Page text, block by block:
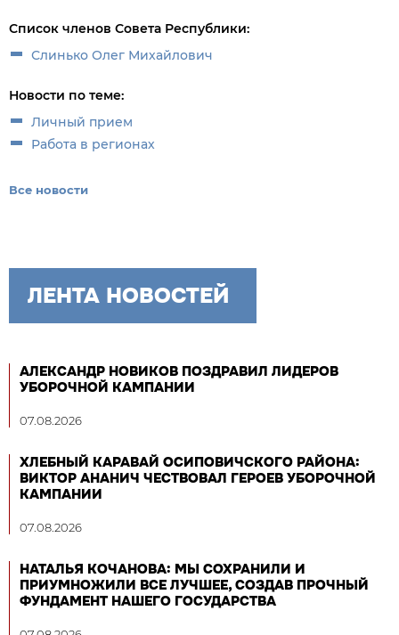
Список членов Совета Республики:
Слинько Олег Михайлович
Новости по теме:
Личный прием
Работа в регионах
Все новости
ЛЕНТА НОВОСТЕЙ
АЛЕКСАНДР НОВИКОВ ПОЗДРАВИЛ ЛИДЕРОВ
УБОРОЧНОЙ КАМПАНИИ
07.08.2026
ХЛЕБНЫЙ КАРАВАЙ ОСИПОВИЧСКОГО РАЙОНА:
ВИКТОР АНАНИЧ ЧЕСТВОВАЛ ГЕРОЕВ УБОРОЧНОЙ
КАМПАНИИ
07.08.2026
НАТАЛЬЯ КОЧАНОВА: МЫ СОХРАНИЛИ И
ПРИУМНОЖИЛИ ВСЕ ЛУЧШЕЕ, СОЗДАВ ПРОЧНЫЙ
ФУНДАМЕНТ НАШЕГО ГОСУДАРСТВА